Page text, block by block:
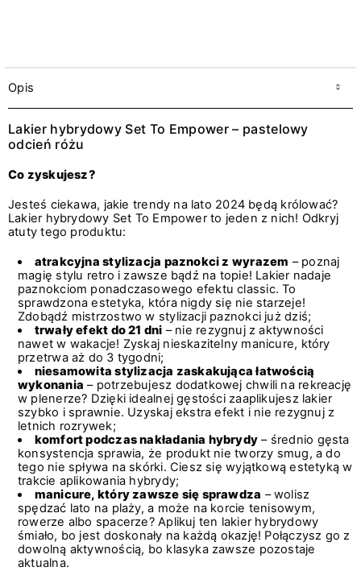
Opis
Lakier hybrydowy Set To Empower – pastelowy
odcień różu
Co zyskujesz?
Jesteś ciekawa, jakie trendy na lato 2024 będą królować?
Lakier hybrydowy Set To Empower to jeden z nich! Odkryj
atuty tego produktu:
atrakcyjna stylizacja paznokci z wyrazem – poznaj
magię stylu retro i zawsze bądź na topie! Lakier nadaje
paznokciom ponadczasowego efektu classic. To
sprawdzona estetyka, która nigdy się nie starzeje!
Zdobądź mistrzostwo w stylizacji paznokci już dziś;
trwały efekt do 21 dni – nie rezygnuj z aktywności
nawet w wakacje! Zyskaj nieskazitelny manicure, który
przetrwa aż do 3 tygodni;
niesamowita stylizacja zaskakująca łatwością
wykonania – potrzebujesz dodatkowej chwili na rekreację
w plenerze? Dzięki idealnej gęstości zaaplikujesz lakier
szybko i sprawnie. Uzyskaj ekstra efekt i nie rezygnuj z
letnich rozrywek;
komfort podczas nakładania hybrydy – średnio gęsta
konsystencja sprawia, że produkt nie tworzy smug, a do
tego nie spływa na skórki. Ciesz się wyjątkową estetyką w
trakcie aplikowania hybrydy;
manicure, który zawsze się sprawdza – wolisz
spędzać lato na plaży, a może na korcie tenisowym,
rowerze albo spacerze? Aplikuj ten lakier hybrydowy
śmiało, bo jest doskonały na każdą okazję! Połączysz go z
dowolną aktywnością, bo klasyka zawsze pozostaje
aktualna.